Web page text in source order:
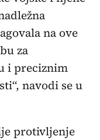
na ove
za
i preciznim
navodi se u
protivljenje